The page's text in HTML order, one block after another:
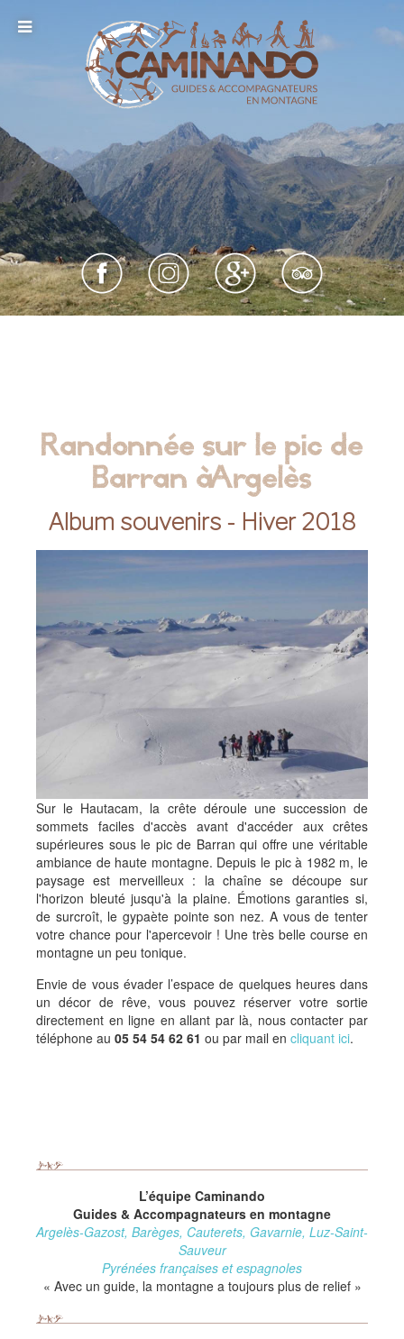
Randonnée sur le pic de
Barran à Argelès
Album souvenirs - Hiver 2018
Sur le Hautacam, la crête déroule une succession de
sommets faciles d'accès avant d'accéder aux crêtes
supérieures sous le pic de Barran qui offre une véritable
ambiance de haute montagne. Depuis le pic à 1982 m, le
paysage est merveilleux : la chaîne se découpe sur
l'horizon bleuté jusqu'à la plaine. Émotions garanties si,
de surcroît, le gypaète pointe son nez. A vous de tenter
votre chance pour l'apercevoir ! Une très belle course en
montagne un peu tonique.
Envie de vous évader l’espace de quelques heures dans
un décor de rêve, vous pouvez réserver votre sortie
directement en ligne en allant par là, nous contacter par
téléphone au 05 54 54 62 61 ou par mail en cliquant ici.
L’équipe Caminando
Guides & Accompagnateurs en montagne
Argelès-Gazost, Barèges, Cauterets, Gavarnie, Luz-Saint-
Sauveur
Pyrénées françaises et espagnoles
« Avec un guide, la montagne a toujours plus de relief »